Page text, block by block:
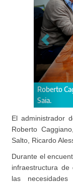
a Ricardo
El administrador
Roberto
Salto, Ricardo
Durante el
infraestructura de
las